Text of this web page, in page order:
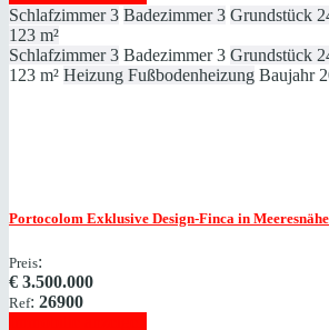
Schlafzimmer 3 Badezimmer 3 Grundstück
123 m²
Schlafzimmer 3 Badezimmer 3 Grundstück
123 m² Heizung Fußbodenheizung Baujahr
Portocolom Exklusive Design-Finca in Meeresnähe
Preis:
€ 3.500.000
Ref: 26900